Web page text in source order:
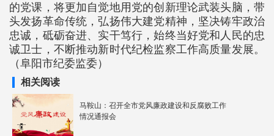
的党课，将更加自觉地用党的创新理论武装头脑，带
头发扬革命传统，弘扬伟大建党精神，坚决铸牢政治
忠诚，砥砺奋进、实干笃行，始终当好党和人民的忠
诚卫士，不断推动新时代纪检监察工作高质量发展。
（阜阳市纪委监委）
相关阅读
马鞍山：召开全市党风廉政建设和反腐败工作
情况通报会